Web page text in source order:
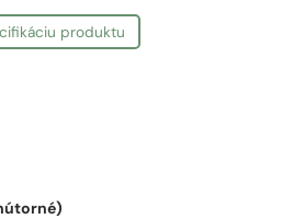
produktu